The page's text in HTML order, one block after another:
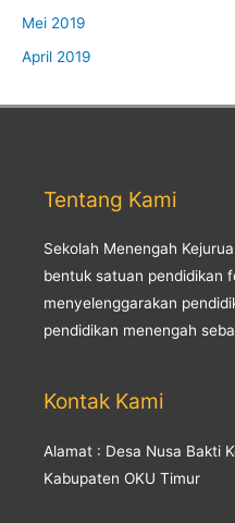
Mei 2019
April 2019
Tentang Kami
Sekolah Menengah
bentuk satuan pendidikan
menyelenggarakan
pendidikan menengah
Kontak Kami
Alamat : Desa Nusa Bakti
Kabupaten OKU Timur